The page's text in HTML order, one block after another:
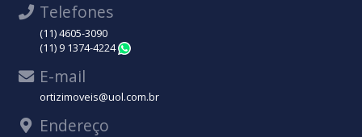
Telefones
(11) 4605-3090
(11) 9 1374-4224
E-mail
ortizimoveis@uol.com.br
Endereço